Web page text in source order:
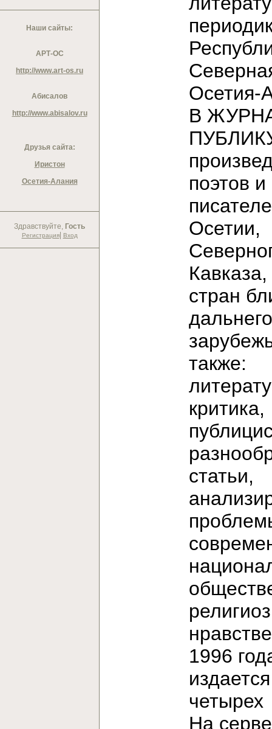
Наши сайты:
АРТ-ОС
http://www.art-os.ru
Абисалов
http://www.abisalov.ru
Друзья сайта:
Иристон
Осетия-Алания
Здравствуйте, Гость
Регистрация| Вход
В
поэтов и
Осетии,
стран
дальнего
также:
критика,
статьи,
1996
На